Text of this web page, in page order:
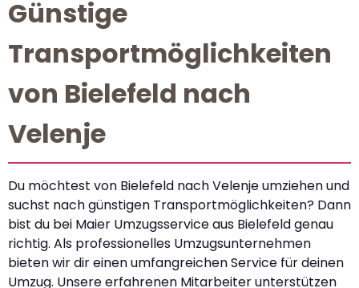
Günstige
Transportmöglichkeiten
von Bielefeld nach
Velenje
Du möchtest von Bielefeld nach Velenje umziehen und
suchst nach günstigen Transportmöglichkeiten? Dann
bist du bei Maier Umzugsservice aus Bielefeld genau
richtig. Als professionelles Umzugsunternehmen
bieten wir dir einen umfangreichen Service für deinen
Umzug. Unsere erfahrenen Mitarbeiter unterstützen